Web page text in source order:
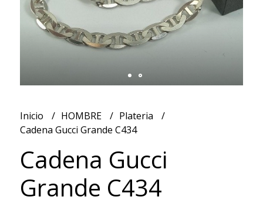
Inicio HOMBRE
Plateria
Cadena Gucci Grande C434
Cadena Gucci
Grande C434